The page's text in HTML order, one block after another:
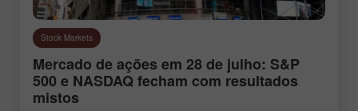
Stock Markets
Mercado de ações em 28 de julho: S&P
500 e NASDAQ fecham com resultados
mistos